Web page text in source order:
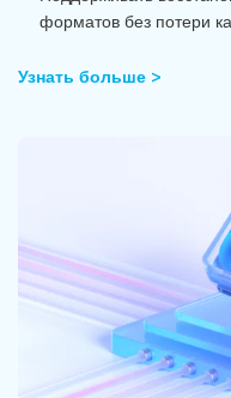
Информационный
Поиск
форматов без потери
Узнать больше >